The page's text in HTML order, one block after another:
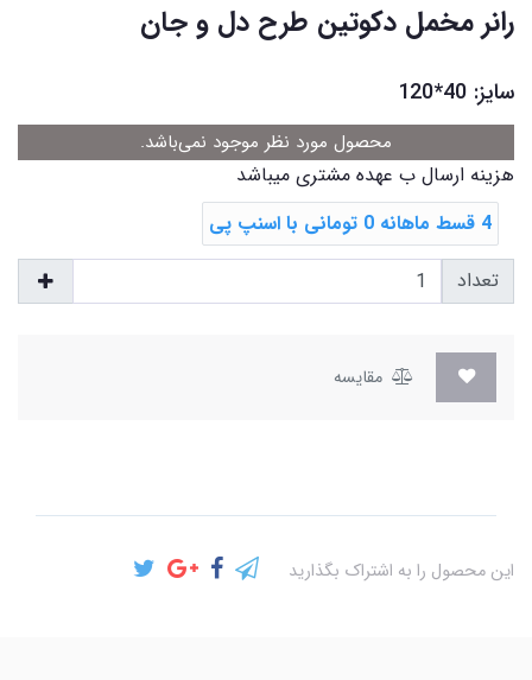
رانر مخمل دکوتین طرح دل و جان
سایز: 40*120
محصول مورد نظر موجود نمی‌باشد.
هزینه ارسال ب عهده مشتری میباشد
4 قسط ماهانه 0 تومانی با اسنپ ‌پی
تعداد
مقایسه
این محصول را به اشتراک بگذارید